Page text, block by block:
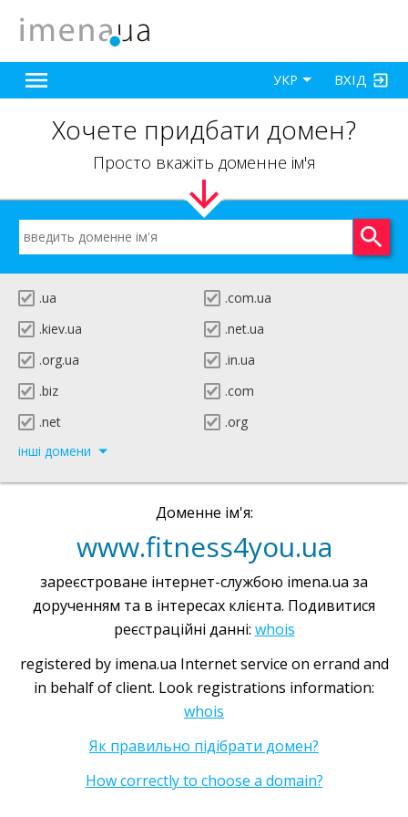
ВХІД
УКР
Хочете придбати домен?
Просто вкажіть доменне ім'я
.ua
.com.ua
.kiev.ua
.net.ua
.org.ua
.in.ua
.biz
.com
.net
.org
інші домени
Доменне ім'я:
www.fitness4you.ua
зареєстроване інтернет-службою imena.ua за
дорученням та в інтересах клієнта. Подивитися
реєстраційні данні: whois
registered by imena.ua Internet service on errand and
in behalf of client. Look registrations information:
whois
Як правильно підібрати домен?
How correctly to choose a domain?